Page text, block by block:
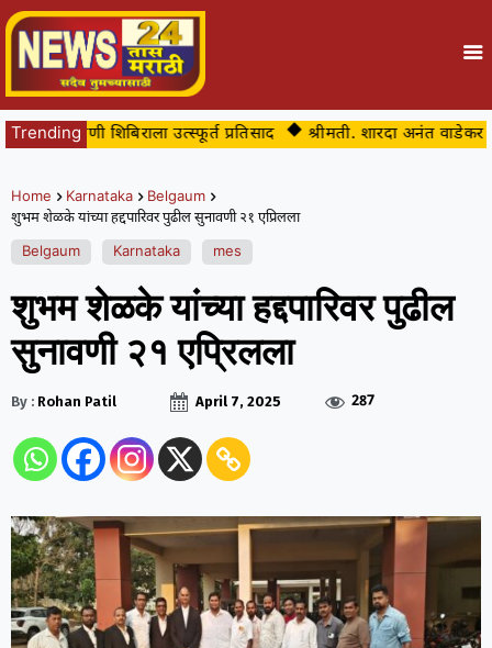
Trendingशिबिराला उत्स्फूर्त प्रतिसाद श्रीमती. शारदा अनंत वाडेकर यांचे
Home Karnataka
Belgaum
शुभम शेळके यांच्या हद्दपारिवर पुढील सुनावणी २१ एप्रिलला
Belgaum
Karnataka mes
शुभम शेळके यांच्या हद्दपारिवर पुढील
सुनावणी २१ एप्रिलला
By : Rohan Patil April 7, 2025 287